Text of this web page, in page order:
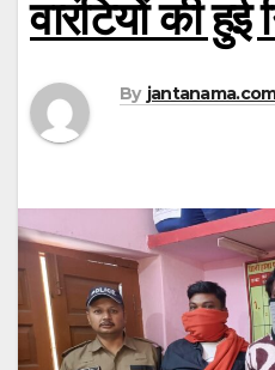
वारंटियों की हुई
By